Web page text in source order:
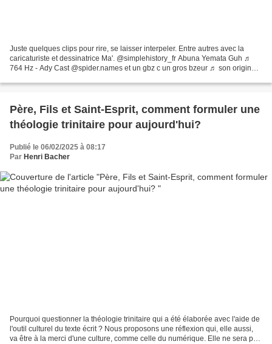
Juste quelques clips pour rire, se laisser interpeler. Entre autres avec la
caricaturiste et dessinatrice Ma'. @simplehistory_fr Abuna Yemata Guh ♬
764 Hz - Ady Cast @spider.names et un gbz c un gros bzeur ♬ son original -
Père, Fils et Saint-Esprit, comment formuler une
théologie trinitaire pour aujourd'hui?
Publié le 06/02/2025 à 08:17
Par Henri Bacher
Pourquoi questionner la théologie trinitaire qui a été élaborée avec l'aide de
l'outil culturel du texte écrit ? Nous proposons une réflexion qui, elle aussi,
va être à la merci d'une culture, comme celle du numérique. Elle ne sera pas